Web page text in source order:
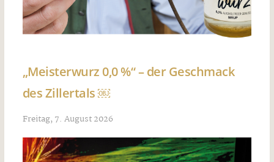
„Meisterwurz 0,0 %“ – der Geschmack
des Zillertals ￼
Freitag, 7. August 2026